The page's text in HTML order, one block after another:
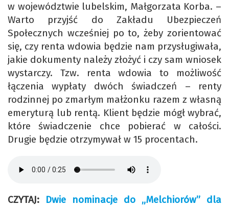
w województwie lubelskim, Małgorzata Korba. –
Warto przyjść do Zakładu Ubezpieczeń
Społecznych wcześniej po to, żeby zorientować
się, czy renta wdowia będzie nam przysługiwała,
jakie dokumenty należy złożyć i czy sam wniosek
wystarczy. Tzw. renta wdowia to możliwość
łączenia wypłaty dwóch świadczeń – renty
rodzinnej po zmarłym małżonku razem z własną
emeryturą lub rentą. Klient będzie mógł wybrać,
które świadczenie chce pobierać w całości.
Drugie będzie otrzymywał w 15 procentach.
CZYTAJ: Dwie nominacje do „Melchiorów” dla